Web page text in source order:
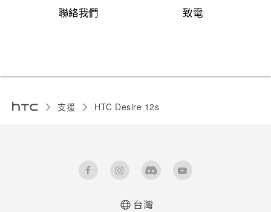
聯絡我們 致電
支援 HTC Desire 12s‎
台灣